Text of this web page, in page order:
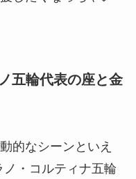
五輪代表の座と金
的なシーンといえ
・コルティナ五輪